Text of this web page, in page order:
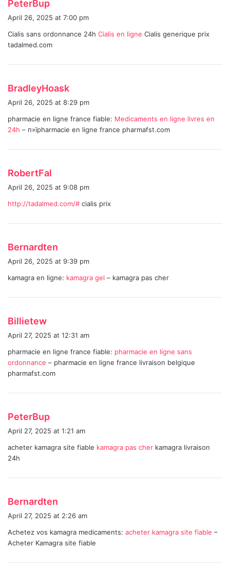
PeterBup
a
s
:
April 26, 2025 at 7:00 pm
Cialis sans ordonnance 24h Cialis en ligne Cialis generique prix
tadalmed.com
BradleyHoask
a
s
April 26, 2025 at 8:29 pm
pharmacie en ligne france fiable: Medicaments en ligne livres en
24h – п»їpharmacie en ligne france pharmafst.com
RobertFal
a
s
April 26, 2025 at 9:08 pm
http://tadalmed.com/# cialis prix
Bernardten
s
April 26, 2025 at 9:39 pm
kamagra en ligne: kamagra gel – kamagra pas cher
Billietew
a
s
:
April 27, 2025 at 12:31 am
pharmacie en ligne france fiable: pharmacie en ligne sans
ordonnance – pharmacie en ligne france livraison belgique
pharmafst.com
PeterBup
a
s
April 27, 2025 at 1:21 am
acheter kamagra site fiable kamagra pas cher kamagra livraison
24h
Bernardten
s
:
April 27, 2025 at 2:26 am
Achetez vos kamagra medicaments: acheter kamagra site fiable –
Acheter Kamagra site fiable